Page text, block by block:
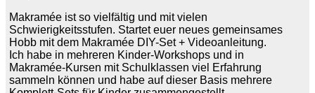
Makramée ist so vielfältig und mit vielen
Schwierigkeitsstufen. Startet euer neues gemeinsames
Hobb mit dem Makramée DIY-Set + Videoanleitung.
Ich habe in mehreren Kinder-Workshops und in
Makramée-Kursen mit Schulklassen viel Erfahrung
sammeln können und habe auf dieser Basis mehrere